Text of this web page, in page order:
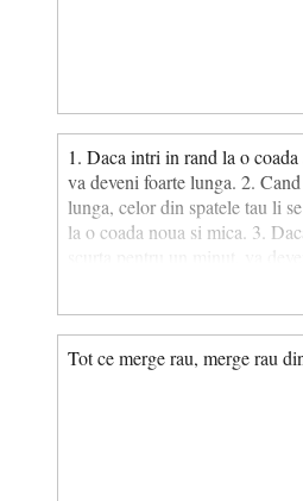
1. Daca intri in rand la o
va deveni foarte lunga. 2.
lunga, celor din spatele tau li
la o coada noua si mica. 3.
fata ta isi vor aduce prietenii si
transforma intr-o coada lunga.
judecand dupa cei aflati in
Tot ce merge rau, merge rau